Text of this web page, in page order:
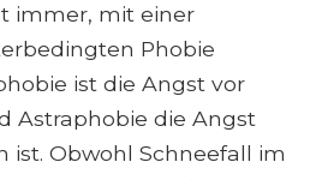
immer, mit einer
Phobie
ist die Angst vor
Astraphobie die Angst
ist. Obwohl Schneefall im